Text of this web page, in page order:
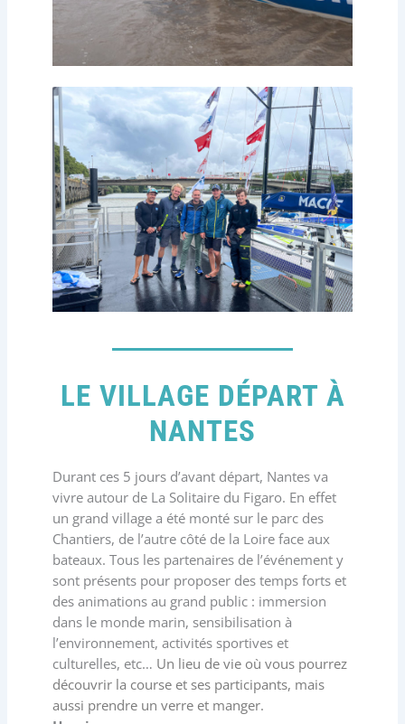
LE VILLAGE DÉPART À
NANTES
Durant ces 5 jours d’avant départ, Nantes va
vivre autour de La Solitaire du Figaro. En effet
un grand village a été monté sur le parc des
Chantiers, de l’autre côté de la Loire face aux
bateaux. Tous les partenaires de l’événement y
sont présents pour proposer des temps forts et
des animations au grand public : immersion
dans le monde marin, sensibilisation à
l’environnement, activités sportives et
culturelles, etc… Un lieu de vie où vous pourrez
découvrir la course et ses participants, mais
aussi prendre un verre et manger.